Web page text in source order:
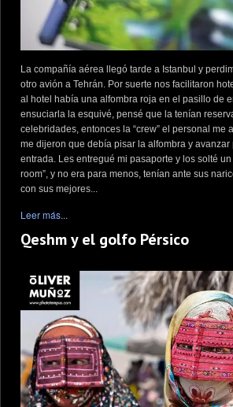
La compañía aérea llegó tarde a Istanbul y
otro avión a Tehrán. Por suerte nos facilitaron
al hotel había una alfombra roja en el pasillo de
ensuciarla la esquivé, pensé que la tenían
celebridades, entonces la “crew” el personal me
me dijeron que debía pisar la alfombra y avanzar
entrada. Les entregué mi pasaporte y los solté
room”, y no era para menos, tenían ante sus
con sus mejores...
Leer más...
Qeshm y el golfo Pérsico